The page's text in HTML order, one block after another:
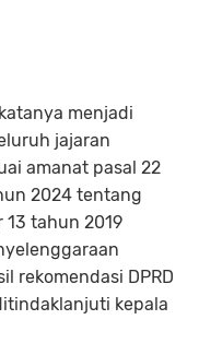
menjadi
jajaran
amanat pasal 22
2024 tentang
13 tahun 2019
rekomendasi DPRD
kepala